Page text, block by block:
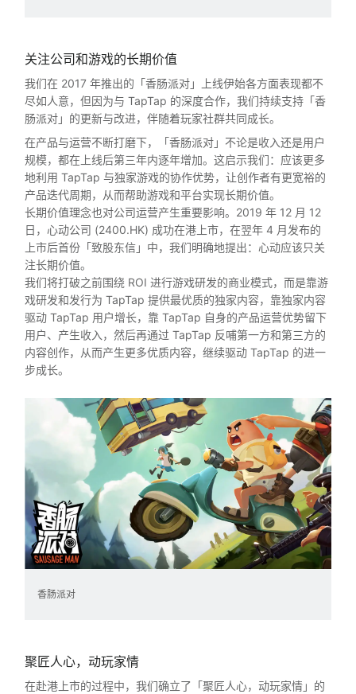
关注公司和游戏的长期价值
我们在 2017 年推出的「香肠派对」上线伊始各方面表现都不
尽如人意，但因为与 TapTap 的深度合作，我们持续支持「香
肠派对」的更新与改进，伴随着玩家社群共同成长。
在产品与运营不断打磨下，「香肠派对」不论是收入还是用户
规模，都在上线后第三年内逐年增加。这启示我们：应该更多
地利用 TapTap 与独家游戏的协作优势，让创作者有更宽裕的
产品迭代周期，从而帮助游戏和平台实现长期价值。
长期价值理念也对公司运营产生重要影响。2019 年 12 月 12
日，心动公司 (2400.HK) 成功在港上市，在翌年 4 月发布的
上市后首份「致股东信」中，我们明确地提出：心动应该只关
注长期价值。
我们将打破之前围绕 ROI 进行游戏研发的商业模式，而是靠游
戏研发和发行为 TapTap 提供最优质的独家内容，靠独家内容
驱动 TapTap 用户增长，靠 TapTap 自身的产品运营优势留下
用户、产生收入，然后再通过 TapTap 反哺第一方和第三方的
内容创作，从而产生更多优质内容，继续驱动 TapTap 的进一
步成长。
香肠派对
聚匠人心，动玩家情
在赴港上市的过程中，我们确立了「聚匠人心，动玩家情」的